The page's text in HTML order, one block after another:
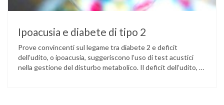
Ipoacusia e diabete di tipo 2
Prove convincenti sul legame tra diabete 2 e deficit
dell’udito, o ipoacusia, suggeriscono l’uso di test acustici
nella gestione del disturbo metabolico. Il deficit dell’udito, o